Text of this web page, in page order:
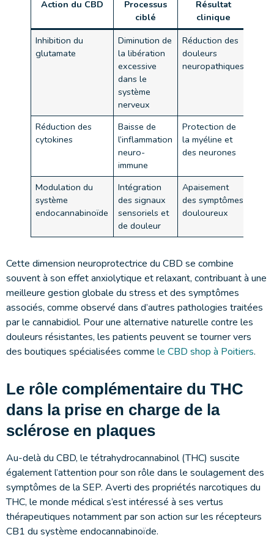
Action du CBD
Processus
ciblé
Résultat
clinique
Inhibition du
glutamate
Diminution de
la libération
excessive
dans le
système
nerveux
Réduction des
douleurs
neuropathiques
Réduction des
cytokines
Baisse de
l’inflammation
neuro-
immune
Protection de
la myéline et
des neurones
Modulation du
système
endocannabinoïde
Intégration
des signaux
sensoriels et
de douleur
Apaisement
des symptômes
douloureux
Cette dimension neuroprotectrice du CBD se combine
souvent à son effet anxiolytique et relaxant, contribuant à une
meilleure gestion globale du stress et des symptômes
associés, comme observé dans d’autres pathologies traitées
par le cannabidiol. Pour une alternative naturelle contre les
douleurs résistantes, les patients peuvent se tourner vers
des boutiques spécialisées comme le CBD shop à Poitiers.
Le rôle complémentaire du THC
dans la prise en charge de la
sclérose en plaques
Au-delà du CBD, le tétrahydrocannabinol (THC) suscite
également l’attention pour son rôle dans le soulagement des
symptômes de la SEP. Averti des propriétés narcotiques du
THC, le monde médical s’est intéressé à ses vertus
thérapeutiques notamment par son action sur les récepteurs
CB1 du système endocannabinoïde.